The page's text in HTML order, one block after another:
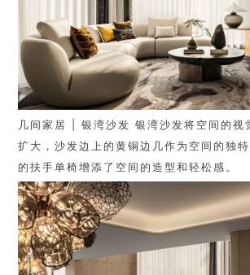
几间家居 | 银湾沙发 银湾沙发将空间的视
扩大，沙发边上的黄铜边几作为空间的独
的扶手单椅增添了空间的造型和轻松感。